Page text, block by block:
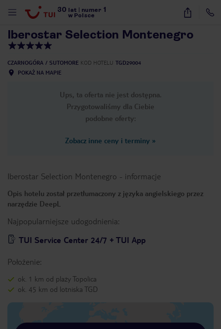
30 lat numer 1
w Polsce
40
Iberostar Selection Montenegro
CZARNOGÓRA SUTOMORE KOD HOTELU TGD29004
POKAŻ NA MAPIE
Ups, ta oferta nie jest dostępna.
Przygotowaliśmy dla Ciebie
podobne oferty:
Zobacz inne ceny i terminy »
Iberostar Selection Montenegro - informacje
Opis hotelu został przetłumaczony z języka angielskiego przez
narzędzie DeepL
Najpopularniejsze udogodnienia:
TUI Service Center 24/7 + TUI App
Położenie:
ok. 1 km od plaży Topolica
ok. 45 km od lotniska TGD